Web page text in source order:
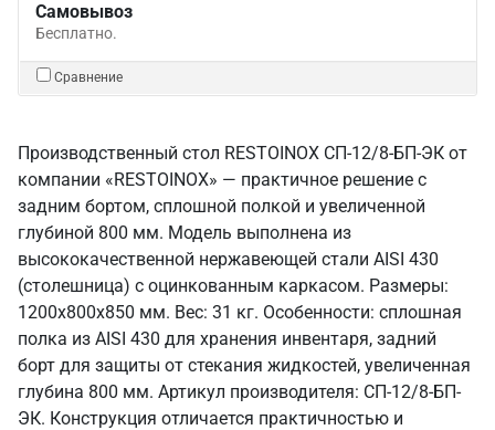
Самовывоз
Бесплатно.
Сравнение
Производственный стол RESTOINOX СП-12/8-БП-ЭК от
компании «RESTOINOX» — практичное решение с
задним бортом, сплошной полкой и увеличенной
глубиной 800 мм. Модель выполнена из
высококачественной нержавеющей стали AISI 430
(столешница) с оцинкованным каркасом. Размеры:
1200x800x850 мм. Вес: 31 кг. Особенности: сплошная
полка из AISI 430 для хранения инвентаря, задний
борт для защиты от стекания жидкостей, увеличенная
глубина 800 мм. Артикул производителя: СП-12/8-БП-
ЭК. Конструкция отличается практичностью и